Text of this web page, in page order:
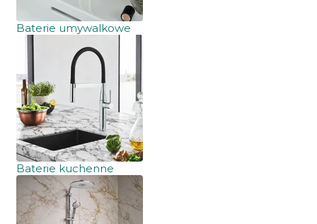
Baterie umywalkowe
Baterie kuchenne